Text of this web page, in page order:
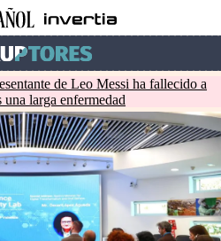
de Leo Messi ha fallecido a
una larga enfermedad